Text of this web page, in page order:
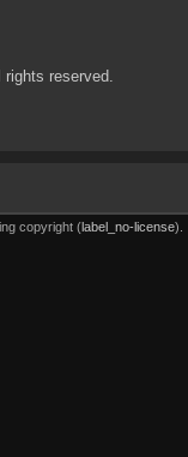
reserved.
copyright (label_no-license).